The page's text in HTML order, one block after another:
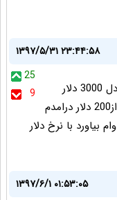
۱۳۹۷/۵/۳۱ ۲۳:۴۴:۵۸
25
9
من سال 90 حدود 3میلیون تومان معادل 3000 دلار
درامدم بود.الان 2 میلیون معادل کمتر از200 دلار درامدم
با نرخ دلار
۱۳۹۷/۶/۱ ۰۱:۵۳:۰۵